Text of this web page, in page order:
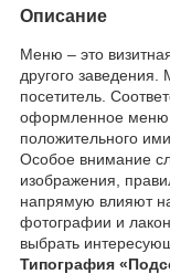
Описание
Меню – это
другого
посетитель.
оформленное меню
положительного
Особое внимание
изображения,
напрямую влияют
фотографии и
выбрать
Типография